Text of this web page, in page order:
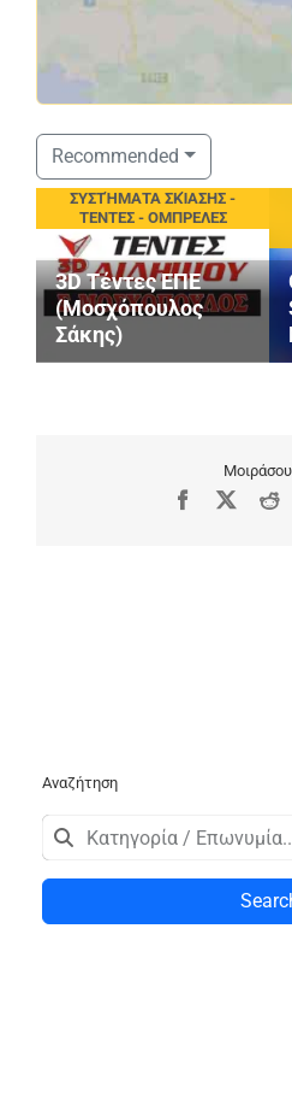
Recommended
ΣΥΣΤΉΜΑΤΑ ΣΚΊΑΣΗΣ -
ΤΕΝΤΕΣ - ΟΜΠΡΕΛΕΣ
3D Τέντες ΕΠΕ
(Μοσχόπουλος
Σάκης)
Facebook
Αναζήτηση